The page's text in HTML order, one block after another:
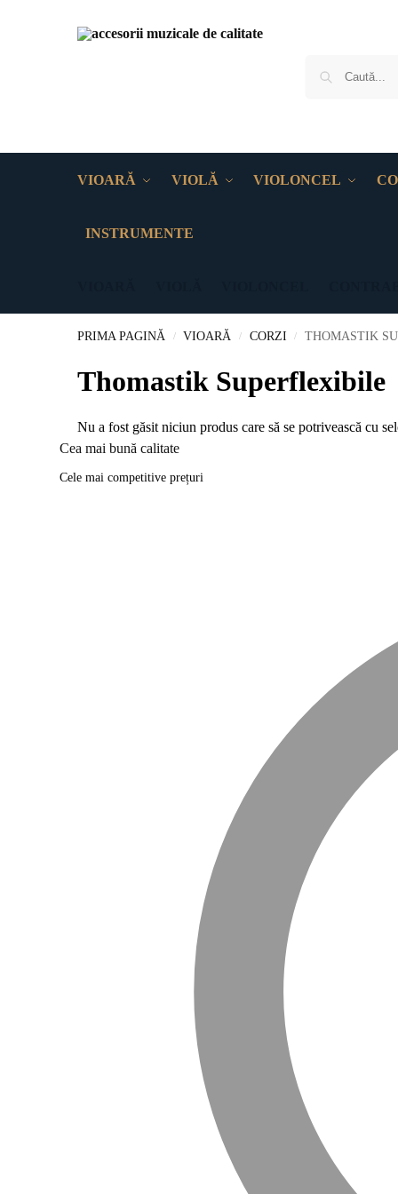
VIOARĂ VIOLĂ VIOLONCEL
INSTRUMENTE
PRIMA PAGINĂ / VIOARĂ / CORZI / THOMASTIK
Thomastik Superflexibile
Nu a fost găsit niciun produs care să se potrivească cu
Cea mai bună calitate
Cele mai competitive prețuri